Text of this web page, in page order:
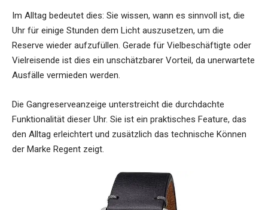
Im Alltag bedeutet dies: Sie wissen, wann es sinnvoll ist, die
Uhr für einige Stunden dem Licht auszusetzen, um die
Reserve wieder aufzufüllen. Gerade für Vielbeschäftigte oder
Vielreisende ist dies ein unschätzbarer Vorteil, da unerwartete
Ausfälle vermieden werden.
Die Gangreserveanzeige unterstreicht die durchdachte
Funktionalität dieser Uhr. Sie ist ein praktisches Feature, das
den Alltag erleichtert und zusätzlich das technische Können
der Marke Regent zeigt.